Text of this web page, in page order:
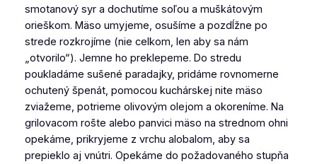
smotanový syr a dochutíme soľou a muškátovým
orieškom. Mäso umyjeme, osušíme a pozdĺžne po
strede rozkrojíme (nie celkom, len aby sa nám
„otvorilo“). Jemne ho preklepeme. Do stredu
poukladáme sušené paradajky, pridáme rovnomerne
ochutený špenát, pomocou kuchárskej nite mäso
zviažeme, potrieme olivovým olejom a okoreníme. Na
grilovacom rošte alebo panvici mäso na strednom ohni
opekáme, prikryjeme z vrchu alobalom, aby sa
prepieklo aj vnútri. Opekáme do požadovaného stupňa